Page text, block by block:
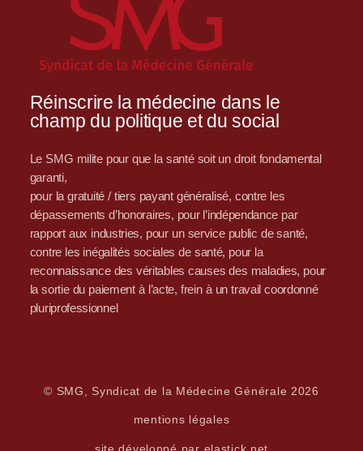
Réinscrire la médecine dans le
champ du politique et du social
Le SMG milite pour que la santé soit un droit fondamental
garanti,
pour la gratuité / tiers payant généralisé, contre les
dépassements d’honoraires, pour l’indépendance par
rapport aux industries, pour un service public de santé,
contre les inégalités sociales de santé, pour la
reconnaissance des véritables causes des maladies, pour
la sortie du paiement à l’acte, frein à un travail coordonné
pluriprofessionnel
© SMG, Syndicat de la Médecine Générale 2026
mentions légales
site développé par elastick.net